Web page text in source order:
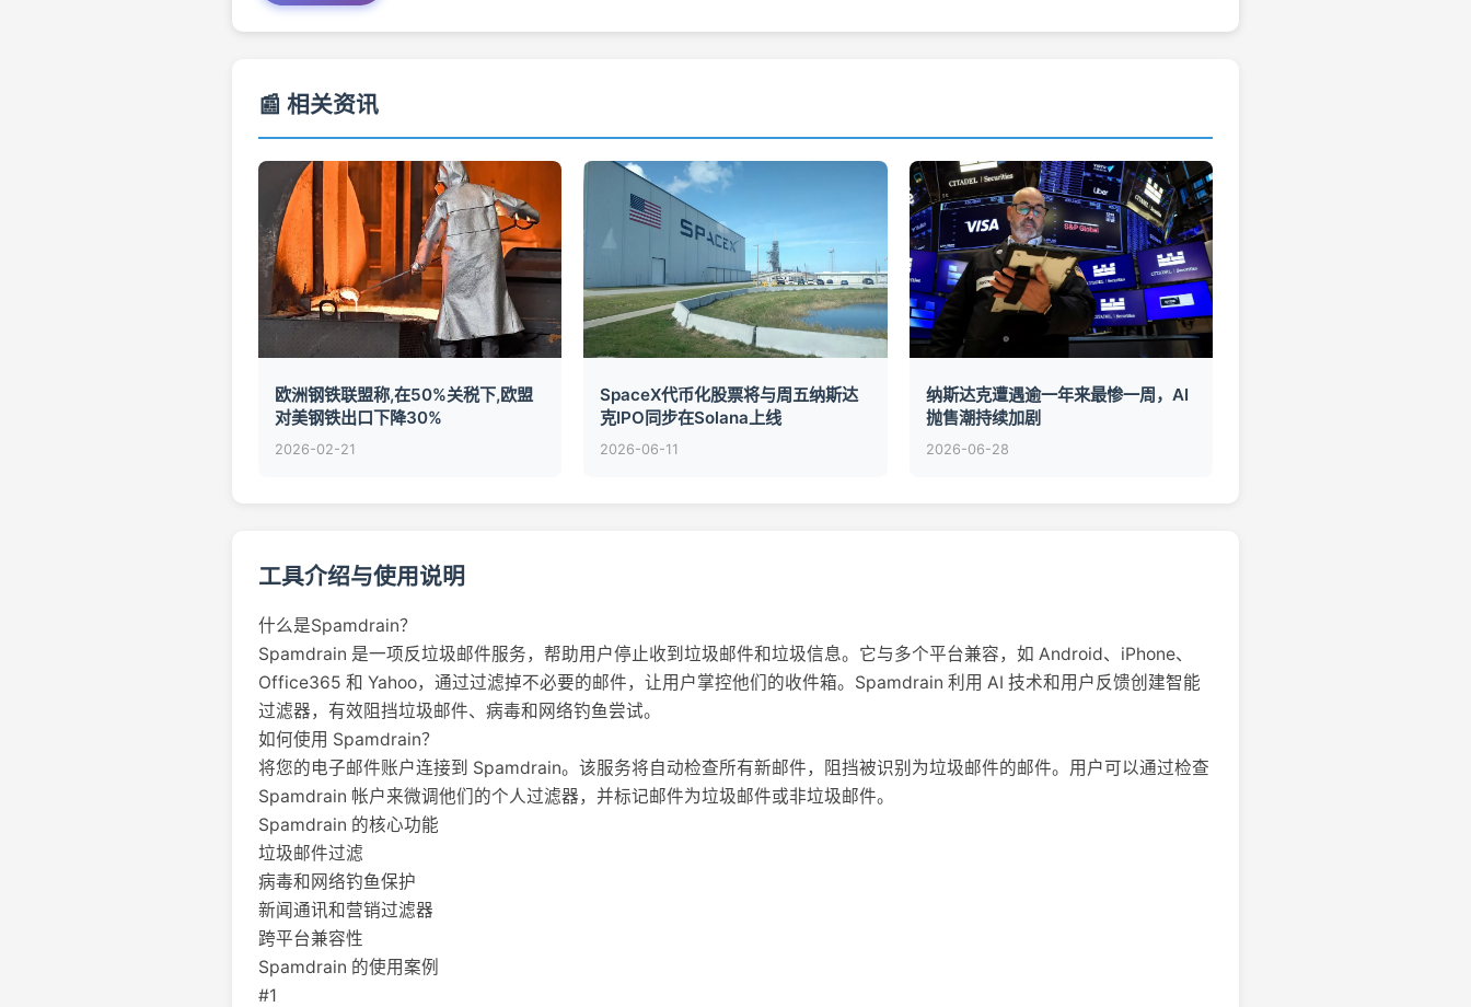
📰 相关资讯
欧洲钢铁联盟称,在50%关税下,欧盟
对美钢铁出口下降30%
2026-02-21
SpaceX代币化股票将与周五纳斯达
克IPO同步在Solana上线
2026-06-11
纳斯达克遭遇逾一年来最惨一周，AI
抛售潮持续加剧
2026-06-28
工具介绍与使用说明
什么是Spamdrain？
Spamdrain 是一项反垃圾邮件服务，帮助用户停止收到垃圾邮件和垃圾信息。它与多个平台兼容，如 Android、iPhone、
Office365 和 Yahoo，通过过滤掉不必要的邮件，让用户掌控他们的收件箱。Spamdrain 利用 AI 技术和用户反馈创建智能
过滤器，有效阻挡垃圾邮件、病毒和网络钓鱼尝试。
如何使用 Spamdrain？
将您的电子邮件账户连接到 Spamdrain。该服务将自动检查所有新邮件，阻挡被识别为垃圾邮件的邮件。用户可以通过检查
Spamdrain 帐户来微调他们的个人过滤器，并标记邮件为垃圾邮件或非垃圾邮件。
Spamdrain 的核心功能
垃圾邮件过滤
病毒和网络钓鱼保护
新闻通讯和营销过滤器
跨平台兼容性
Spamdrain 的使用案例
#1